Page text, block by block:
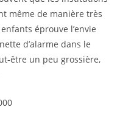
même de manière très
éprouve l’envie
d’alarme dans le
être un peu grossière,